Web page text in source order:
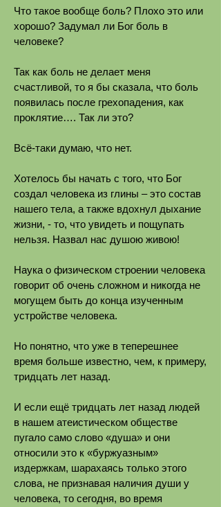
Что такое вообще боль? Плохо это или
хорошо? Задумал ли Бог боль в
человеке?
Так как боль не делает меня
счастливой, то я бы сказала, что боль
появилась после грехопадения, как
проклятие…. Так ли это?
Всё-таки думаю, что нет.
Хотелось бы начать с того, что Бог
создал человека из глины – это состав
нашего тела, а также вдохнул дыхание
жизни, - то, что увидеть и пощупать
нельзя. Назвал нас душою живою!
Наука о физическом строении человека
говорит об очень сложном и никогда не
могущем быть до конца изученным
устройстве человека.
Но понятно, что уже в теперешнее
время больше известно, чем, к примеру,
тридцать лет назад.
И если ещё тридцать лет назад людей
в нашем атеистическом обществе
пугало само слово «душа» и они
относили это к «буржуазным»
издержкам, шарахаясь только этого
слова, не признавая наличия души у
человека, то сегодня, во время